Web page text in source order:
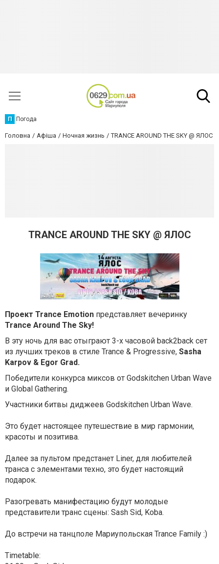
П Погода
Головна Афіша Ночная жизнь TRANCE AROUND THE SKY @ ЯЛОС
TRANCE AROUND THE SKY @ ЯЛОС
Проект Trance Emotion представляет вечеринку
Trance Around The Sky!
В эту ночь для вас отыграют 3-х часовой back2back сет
из лучших треков в стиле Trance & Progressive, Sasha
Karpov & Egor Grad.
Победители конкурса миксов от Godskitchen Urban Wave
и Global Gathering.
Участники битвы диджеев Godskitchen Urban Wave.
Это будет настоящее путешествие в мир гармонии,
красоты и позитива.
Далее за пультом предстанет Liner, для любителей
транса с элементами техно, это будет настоящий
подарок.
Разогревать манифестацию будут молодые
представители транс сцены: Sash Sid, Koba.
До встречи на танцполе Мариупольская Trance Family :)
Timetable: